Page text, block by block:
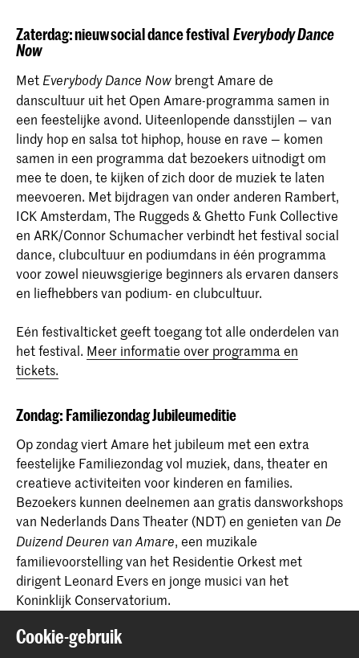
Zaterdag: nieuw social dance festival Everybody Dance
Now
Met Everybody Dance Now brengt Amare de
danscultuur uit het Open Amare-programma samen in
een feestelijke avond. Uiteenlopende dansstijlen — van
lindy hop en salsa tot hiphop, house en rave — komen
samen in een programma dat bezoekers uitnodigt om
mee te doen, te kijken of zich door de muziek te laten
meevoeren. Met bijdragen van onder anderen Rambert,
ICK Amsterdam, The Ruggeds & Ghetto Funk Collective
en ARK/Connor Schumacher verbindt het festival social
dance, clubcultuur en podiumdans in één programma
voor zowel nieuwsgierige beginners als ervaren dansers
en liefhebbers van podium- en clubcultuur.
Eén festivalticket geeft toegang tot alle onderdelen van
het festival. Meer informatie over programma en
tickets.
Zondag: Familiezondag Jubileumeditie
Op zondag viert Amare het jubileum met een extra
feestelijke Familiezondag vol muziek, dans, theater en
creatieve activiteiten voor kinderen en families.
Bezoekers kunnen deelnemen aan gratis dansworkshops
van Nederlands Dans Theater (NDT) en genieten van De
Duizend Deuren van Amare, een muzikale
familievoorstelling van het Residentie Orkest met
dirigent Leonard Evers en jonge musici van het
Koninklijk Conservatorium.
Daarnaast beleeft
Cookie-gebruik